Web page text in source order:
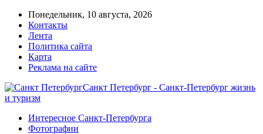
Понедельник, 10 августа, 2026
Контакты
Лента
Политика сайта
Карта
Реклама на сайте
Санкт Петербург - Санкт-Петербург жизнь
и туризм
Интересное Санкт-Петербурга
Фотографии